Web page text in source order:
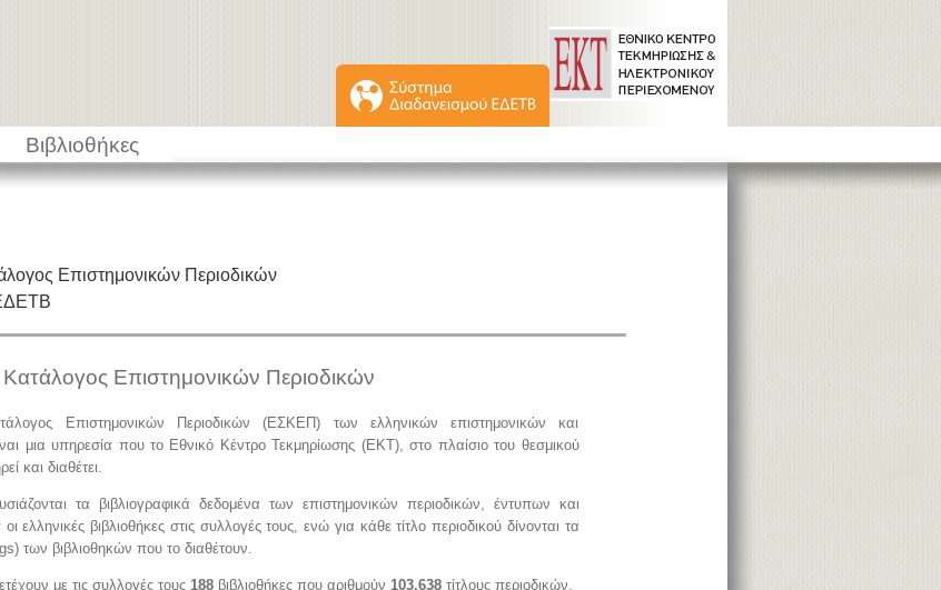
Βιβλιοθήκες
Επιστημονικών Περιοδικών
Κατάλογος Επιστημονικών Περιοδικών
Επιστημονικών Περιοδικών (ΕΣΚΕΠ) των ελληνικών επιστημονικών και
μια υπηρεσία που το Εθνικό Κέντρο Τεκμηρίωσης (ΕΚΤ), στο πλαίσιο του θεσμικού
και διαθέτει.
τα βιβλιογραφικά δεδομένα των επιστημονικών περιοδικών, έντυπων και
ελληνικές βιβλιοθήκες στις συλλογές τους, ενώ για κάθε τίτλο περιοδικού δίνονται τα
των βιβλιοθηκών που το διαθέτουν.
με τις συλλογές τους 188βιβλιοθήκες που αριθμούν 103.638τίτλους περιοδικών.